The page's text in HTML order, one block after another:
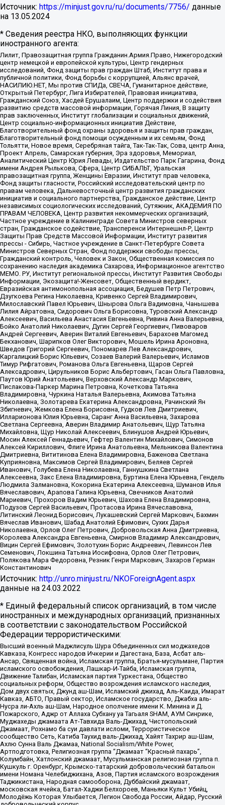
Источник: https://minjust.gov.ru/ru/documents/7756/ данные
на 13.05.2024
* Сведения реестра НКО, выполняющих функции
иностранного агента:
Лилит, Правозащитная группа Гражданин.Армия.Право, Нижегородский
центр немецкой и европейской культуры, Центр гендерных
исследований, Фонд защиты прав граждан Штаб, Институт права и
публичной политики, Фонд борьбы с коррупцией, Альянс врачей,
НАСИЛИЮ.НЕТ, Мы против СПИДа, СВЕЧА, Гуманитарное действие,
Открытый Петербург, Лига Избирателей, Правовая инициатива,
Гражданский Союз, Хасдей Ерушалаим, Центр поддержки и содействия
развитию средств массовой информации, Горячая Линия, В защиту
прав заключенных, Институт глобализации и социальных движений,
Центр социально-информационных инициатив Действие,
Благотворительный фонд охраны здоровья и защиты прав граждан,
Благотворительный фонд помощи осужденным и их семьям, Фонд
Тольятти, Новое время, Серебряная тайга, Так-Так-Так, Сова, центр Анна,
Проект Апрель, Самарская губерния, Эра здоровья, Мемориал,
Аналитический Центр Юрия Левады, Издательство Парк Гагарина, Фонд
имени Андрея Рылькова, Сфера, Центр СИБАЛЬТ, Уральская
правозащитная группа, Женщины Евразии, Институт прав человека,
Фонд защиты гласности, Российский исследовательский центр по
правам человека, Дальневосточный центр развития гражданских
инициатив и социального партнерства, Гражданское действие, Центр
независимых социологических исследований, Сутяжник, АКАДЕМИЯ ПО
ПРАВАМ ЧЕЛОВЕКА, Центр развития некоммерческих организаций,
Частное учреждение в Калининграде Совета Министров северных
стран, Гражданское содействие, Трансперенси Интернешнл-Р, Центр
Защиты Прав Средств Массовой Информации, Институт развития
прессы - Сибирь, Частное учреждение в Санкт-Петербурге Совета
Министров Северных Стран, Фонд поддержки свободы прессы,
Гражданский контроль, Человек и Закон, Общественная комиссия по
сохранению наследия академика Сахарова, Информационное агентство
МЕМО. РУ, Институт региональной прессы, Институт Развития Свободы
Информации, Экозащита!-Женсовет, Общественный вердикт,
Евразийская антимонопольная ассоциация, Бедушев Петр Петрович,
Дзугкоева Регина Николаевна, Кривенко Сергей Владимирович,
Милославский Павел Юрьевич, Шнырова Ольга Вадимовна, Чанышева
Лилия Айратовна, Сидорович Ольга Борисовна, Туровский Александр
Алексеевич, Васильева Анастасия Евгеньевна, Ривина Анна Валерьевна,
Бойко Анатолий Николаевич, Дугин Сергей Георгиевич, Пивоваров
Андрей Сергеевич, Аверин Виталий Евгеньевич, Барахоев Магомед
Бекханович, Шарипков Олег Викторович, Мошель Ирина Ароновна,
Шведов Григорий Сергеевич, Пономарев Лев Александрович,
Каргалицкий Борис Юльевич, Созаев Валерий Валерьевич, Исламов
Тимур Рифгатович, Романова Ольга Евгеньевна, Щаров Сергей
Алексадрович, Цирульников Борис Альбертович, Гасан Ольга Павловна,
Паутов Юрий Анатольевич, Верховский Александр Маркович,
Пислакова-Паркер Марина Петровна, Кочеткова Татьяна
Владимировна, Чуркина Наталья Валерьевна, Акимова Татьяна
Николаевна, Золотарева Екатерина Александровна, Рачинский Ян
Збигневич, Жемкова Елена Борисовна, Гудков Лев Дмитриевич,
Илларионова Юлия Юрьевна, Саранг Анна Васильевна, Захарова
Светлана Сергеевна, Аверин Владимир Анатольевич, Щур Татьяна
Михайловна, Щур Николай Алексеевич, Блинушов Андрей Юрьевич,
Мосин Алексей Геннадьевич, Гефтер Валентин Михайлович, Симонов
Алексей Кириллович, Флиге Ирина Анатольевна, Мельникова Валентина
Дмитриевна, Вититинова Елена Владимировна, Баженова Светлана
Куприяновна, Максимов Сергей Владимирович, Беляев Сергей
Иванович, Голубева Елена Николаевна, Ганнушкина Светлана
Алексеевна, Закс Елена Владимировна, Буртина Елена Юрьевна, Гендель
Людмила Залмановна, Кокорина Екатерина Алексеевна, Шуманов Илья
Вячеславович, Арапова Галина Юрьевна, Свечников Анатолий
Мариевич, Прохоров Вадим Юрьевич, Шахова Елена Владимировна,
Подузов Сергей Васильевич, Протасова Ирина Вячеславовна,
Литинский Леонид Борисович, Лукашевский Сергей Маркович, Бахмин
Вячеслав Иванович, Шабад Анатолий Ефимович, Сухих Дарья
Николаевна, Орлов Олег Петрович, Добровольская Анна Дмитриевна,
Королева Александра Евгеньевна, Смирнов Владимир Александрович,
Вицин Сергей Ефимович, Золотухин Борис Андреевич, Левинсон Лев
Семенович, Локшина Татьяна Иосифовна, Орлов Олег Петрович,
Полякова Мара Федоровна, Резник Генри Маркович, Захаров Герман
Константинович
Источник: http://unro.minjust.ru/NKOForeignAgent.aspx
данные на 24.03.2022
* Единый федеральный список организаций, в том числе
иностранных и международных организаций, признанных
в соответствии с законодательством Российской
Федерации террористическими:
Высший военный Маджлисуль Шура Объединенных сил моджахедов
Кавказа, Конгресс народов Ичкерии и Дагестана, База, Асбат аль-
Ансар, Священная война, Исламская группа, Братья-мусульмане, Партия
исламского освобождения, Лашкар-И-Тайба, Исламская группа,
Движение Талибан, Исламская партия Туркестана, Общество
социальных реформ, Общество возрождения исламского наследия,
Дом двух святых, Джунд аш-Шам, Исламский джихад, Аль-Каида, Имарат
Кавказ, АБТО, Правый сектор, Исламское государство, Джабха аль-
Нусра ли-Ахль аш-Шам, Народное ополчение имени К. Минина и Д.
Пожарского, Аджр от Аллаха Субхану уа Тагьаля SHAM, АУМ Синрике,
Муджахеды джамаата Ат-Тавхида Валь-Джихад, Чистопольский
Джамаат, Рохнамо ба суи давлати исломи, Террористическое
сообщество Сеть, Катиба Таухид валь-Джихад, Хайят Тахрир аш-Шам,
Ахлю Сунна Валь Джамаа, National Socialism/White Power,
Артподготовка, Религиозная группа “Джамаат “Красный пахарь”,
Колумбайн, Хатлонский джамаат, Мусульманская религиозная группа п.
Кушкуль г. Оренбург, Крымско-татарский добровольческий батальон
имени Номана Челебиджихана, Азов, Партия исламского возрождения
Таджикистана, Народная самооборона, Дуббайский джамаат,
московская ячейка, Батал-Хаджи Белхороев, Маньяки Культ Убийц,
Молодёжь Которая Улыбается, Легион Свобода России, Айдар, Русский